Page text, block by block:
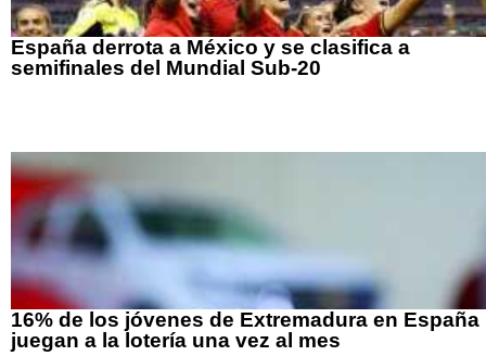
España derrota a México y se clasifica a
semifinales del Mundial Sub-20
16% de los jóvenes de Extremadura en España
juegan a la lotería una vez al mes